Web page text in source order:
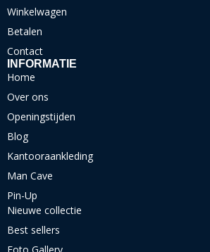
Winkelwagen
Betalen
Contact
INFORMATIE
Home
Over ons
Openingstijden
Blog
Kantooraankleding
Man Cave
Pin-Up
Nieuwe collectie
Best sellers